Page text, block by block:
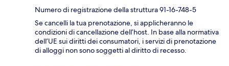
Numero di registrazione della struttura 91-16-748-5
Se cancelli la tua prenotazione, si applicheranno le
condizioni di cancellazione dell’host. In base alla normativa
dell’UE sui diritti dei consumatori, i servizi di prenotazione
di alloggi non sono soggetti al diritto di recesso.